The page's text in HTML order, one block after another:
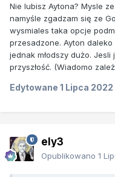
Nie lubisz Aytona? Mysle
namyśle zgadzam się ze
wysmiales taka opcje
przesadzone. Ayton
jednak młodszy dużo.
przyszłość. (Wiadomo
Edytowane 1 Lipca 2022
ely3
Opublikowano 1